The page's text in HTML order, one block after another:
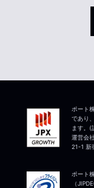
ポート
（
ポート
であり
ます。(
運営会
21-1 新